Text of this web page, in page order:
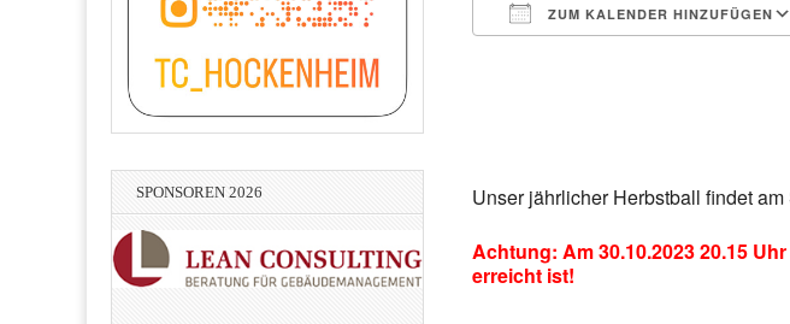
ZUM KALENDER HINZUFÜGEN
Unser jährlicher Herbstball findet
Achtung: Am 30.10.2023 20.15
erreicht ist!
SPONSOREN 2026